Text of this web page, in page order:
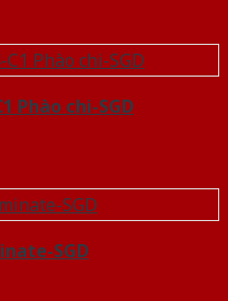
Phào chi-SGD
SGD